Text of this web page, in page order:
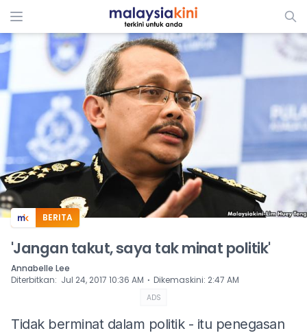
ADS
BERITA
'Jangan takut, saya tak minat politik'
Annabelle Lee
Diterbitkan: Jul 24, 2017 10:36 AM ⋅ Dikemaskini: 2:47 AM
ADS
Tidak berminat dalam politik - itu penegasan